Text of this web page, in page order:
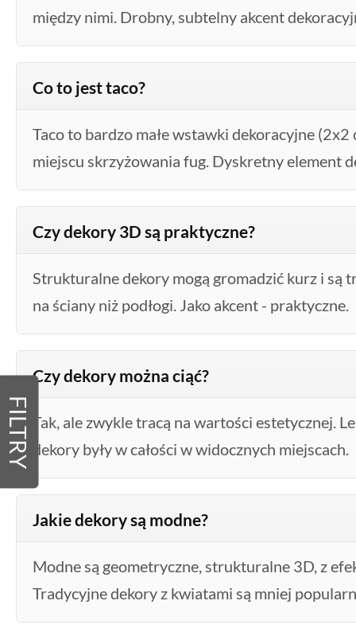
FILTRY
między nimi. Drobny, subtelny akcent
Co to jest taco?
Taco to bardzo małe wstawki dekoracyjne (2x2
miejscu skrzyżowania fug. Dyskretny element
Czy dekory 3D są praktyczne?
Strukturalne dekory mogą gromadzić kurz i są
na ściany niż podłogi. Jako akcent - praktyczne.
Czy dekory można ciąć?
Tak, ale zwykle tracą na wartości estetycznej.
dekory były w całości w widocznych miejscach.
Jakie dekory są modne?
Modne są geometryczne, strukturalne 3D, z
Tradycyjne dekory z kwiatami są mniej